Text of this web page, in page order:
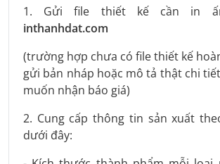
1. Gửi file thiết kế cần in
inthanhdat.com
(trường hợp chưa có file thiết kế
gửi bản nháp hoặc mô tả thật chi
muốn nhận báo giá)
2. Cung cấp thông tin sản xuất
dưới đây: